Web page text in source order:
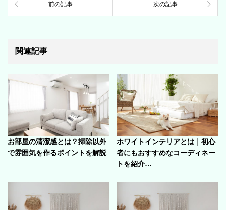
前の記事 次の記事
関連記事
お部屋の清潔感とは？掃除以外
で雰囲気を作るポイントを解説
ホワイトインテリアとは｜初心
者にもおすすめなコーディネー
トを紹介…